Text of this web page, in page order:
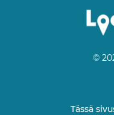
©
Tässä